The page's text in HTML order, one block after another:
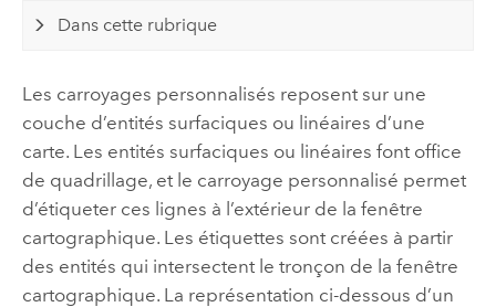
Dans cette rubrique
Les carroyages personnalisés reposent sur une
couche d’entités surfaciques ou linéaires d’une
carte. Les entités surfaciques ou linéaires font office
de quadrillage, et le carroyage personnalisé permet
d’étiqueter ces lignes à l’extérieur de la fenêtre
cartographique. Les étiquettes sont créées à partir
des entités qui intersectent le tronçon de la fenêtre
cartographique. La représentation ci-dessous d’un